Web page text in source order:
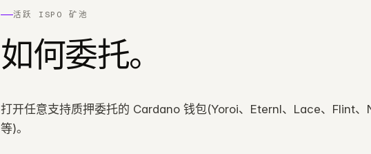
活跃 ISPO 矿池
如何委托。
打开任意支持质押委托的 Cardano 钱包(Yoroi、Eternl、Lace、Flint、
等)。